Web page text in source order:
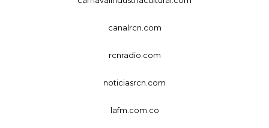
canalrcn.com
rcnradio.com
noticiasrcn.com
lafm.com.co